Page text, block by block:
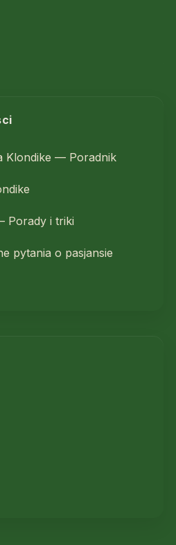
Klondike — Poradnik
Porady i triki
pytania o pasjansie